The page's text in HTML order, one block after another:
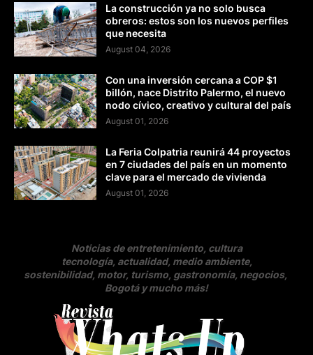
La construcción ya no solo busca
obreros: estos son los nuevos perfiles
que necesita
August 04, 2026
Con una inversión cercana a COP $1
billón, nace Distrito Palermo, el nuevo
nodo cívico, creativo y cultural del país
August 01, 2026
La Feria Colpatria reunirá 44 proyectos
en 7 ciudades del país en un momento
clave para el mercado de vivienda
August 01, 2026
Noticias de entretenimiento, cultura
tecnología, actualidad, medio ambiente,
sostenibilidad, motor, turismo, gastronomía, negocios,
Bogotá y mucho más!